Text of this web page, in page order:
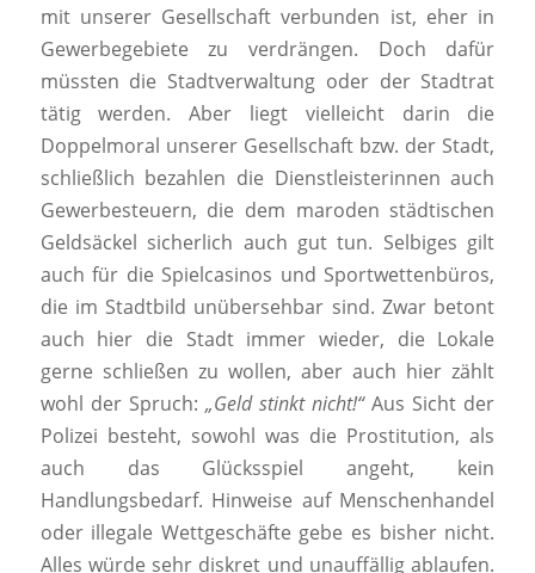
mit unserer Gesellschaft verbunden ist, eher in
Gewerbegebiete zu verdrängen. Doch dafür
müssten die Stadtverwaltung oder der Stadtrat
tätig werden. Aber liegt vielleicht darin die
Doppelmoral unserer Gesellschaft bzw. der Stadt,
schließlich bezahlen die Dienstleisterinnen auch
Gewerbesteuern, die dem maroden städtischen
Geldsäckel sicherlich auch gut tun. Selbiges gilt
auch für die Spielcasinos und Sportwettenbüros,
die im Stadtbild unübersehbar sind. Zwar betont
auch hier die Stadt immer wieder, die Lokale
gerne schließen zu wollen, aber auch hier zählt
wohl der Spruch: „Geld stinkt nicht!“Aus Sicht der
Polizei besteht, sowohl was die Prostitution, als
auch das Glücksspiel angeht, kein
Handlungsbedarf. Hinweise auf Menschenhandel
oder illegale Wettgeschäfte gebe es bisher nicht.
Alles würde sehr diskret und unauffällig ablaufen.